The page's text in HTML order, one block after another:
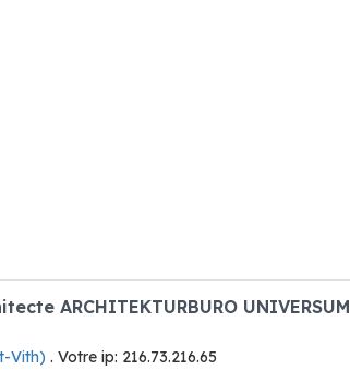
ARCHITEKTURBURO UNIVERSUM
Vith) . Votre ip: 216.73.216.65